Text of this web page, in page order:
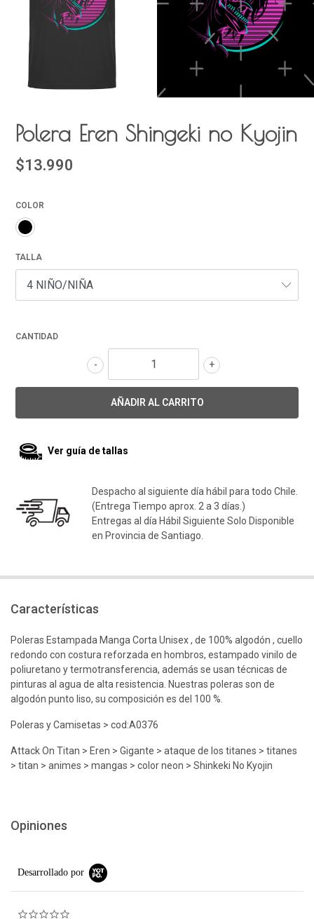
Polera Eren Shingeki no Kyojin
$13.990
COLOR
TALLA
CANTIDAD
+
-
Ver guía de tallas
Despacho al siguiente día hábil para todo Chile.
(Entrega Tiempo aprox. 2 a 3 días.)
Entregas al día Hábil Siguiente Solo Disponible
en Provincia de Santiago.
Características
Poleras Estampada Manga Corta Unisex , de 100% algodón , cuello
redondo con costura reforzada en hombros, estampado vinilo de
poliuretano y termotransferencia, además se usan técnicas de
pinturas al agua de alta resistencia. Nuestras poleras son de
algodón punto liso, su composición es del 100 %.
Poleras y Camisetas > cod:A0376
Attack On Titan > Eren > Gigante > ataque de los titanes > titanes
> titan > animes > mangas > color neon > Shinkeki No Kyojin
Opiniones
Desarrollado por